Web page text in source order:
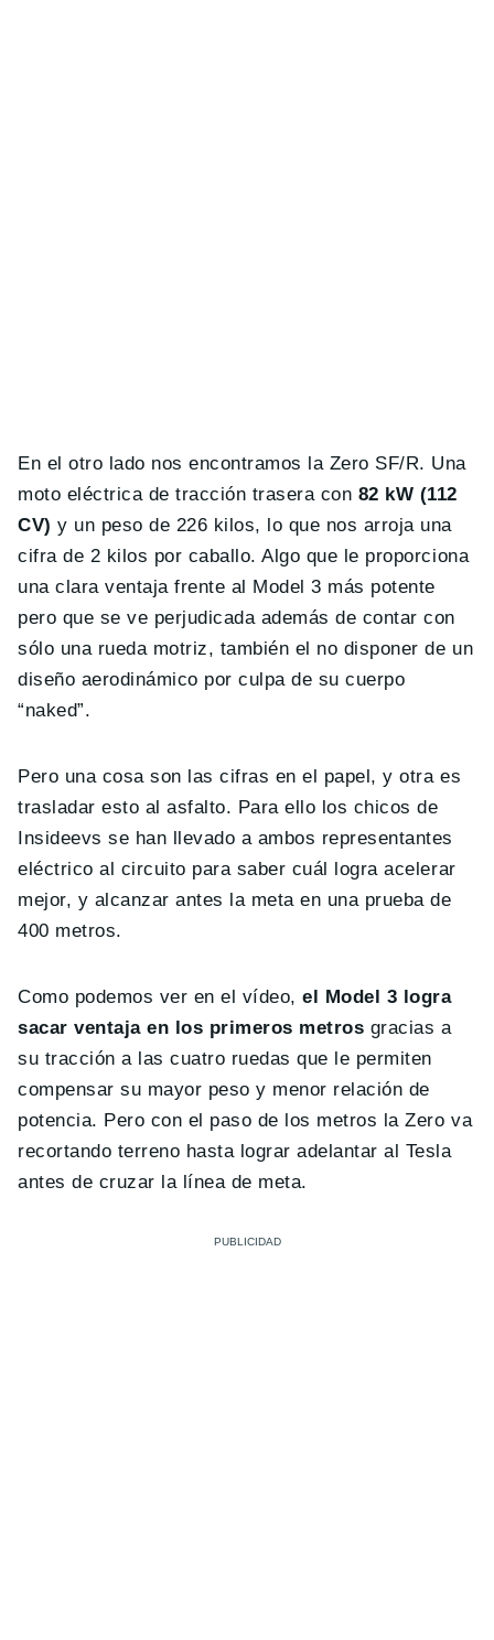
En el otro lado nos encontramos la Zero SF/R. Una
moto eléctrica de tracción trasera con 82 kW (112
CV) y un peso de 226 kilos, lo que nos arroja una
cifra de 2 kilos por caballo. Algo que le proporciona
una clara ventaja frente al Model 3 más potente
pero que se ve perjudicada además de contar con
sólo una rueda motriz, también el no disponer de un
diseño aerodinámico por culpa de su cuerpo
“naked”.
Pero una cosa son las cifras en el papel, y otra es
trasladar esto al asfalto. Para ello los chicos de
Insideevs se han llevado a ambos representantes
eléctrico al circuito para saber cuál logra acelerar
mejor, y alcanzar antes la meta en una prueba de
400 metros.
Como podemos ver en el vídeo,el Model 3 logra
sacar ventaja en los primeros metros gracias a
su tracción a las cuatro ruedas que le permiten
compensar su mayor peso y menor relación de
potencia. Pero con el paso de los metros la Zero va
recortando terreno hasta lograr adelantar al Tesla
antes de cruzar la línea de meta.